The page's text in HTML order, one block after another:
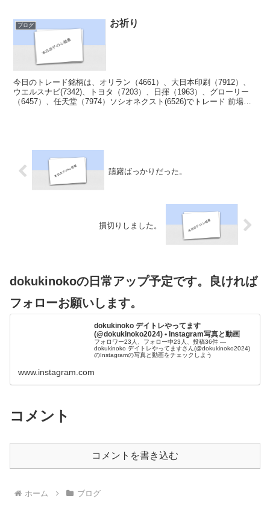
ブログ お祈り
今日のトレード銘柄は、オリラン（4661）、大日本印刷（7912）、
ウエルスナビ(7342)、トヨタ（7203）、日揮（1963）、グローリー
（6457）、任天堂（7974）ソシオネクスト(6526)でトレード 前場は
躊躇ばっかりだった。
損切りしました。
dokukinokoの日常アップ予定です。良ければ
フォローお願いします。
dokukinoko デイトレやってます
(@dokukinoko2024) • Instagram写真と動画
フォロワー23人、フォロー中23人、投稿36件 ―
dokukinoko デイトレやってますさん(@dokukinoko2024)
のInstagramの写真と動画をチェックしよう
www.instagram.com
コメント
コメントを書き込む
ホーム ブログ